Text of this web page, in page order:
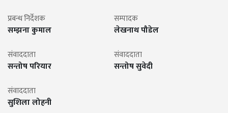
प्रबन्ध निर्देशक
सम्झना कुमाल
सम्पादक
लेखनाथ पौडेल
संवाददाता
सन्तोष परियार
संवाददाता
सन्तोष सुवेदी
संवाददाता
सुशिला लोहनी